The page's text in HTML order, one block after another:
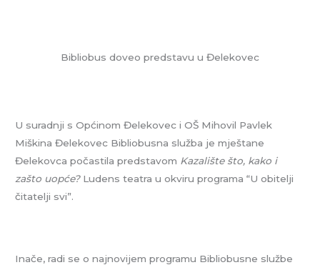
Bibliobus doveo predstavu u Đelekovec
U suradnji s Općinom Đelekovec i OŠ Mihovil Pavlek
Miškina Đelekovec Bibliobusna služba je mještane
Đelekovca počastila predstavom Kazalište što, kako i
zašto uopće?Ludens teatra u okviru programa “U obitelji
čitatelji svi”.
Inače, radi se o najnovijem programu Bibliobusne službe